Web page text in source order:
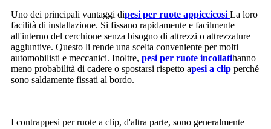
Uno dei principali vantaggi dipesi per ruote appiccicosi La loro
facilità di installazione. Si fissano rapidamente e facilmente
all'interno del cerchione senza bisogno di attrezzi o attrezzature
aggiuntive. Questo li rende una scelta conveniente per molti
automobilisti e meccanici. Inoltre, pesi per ruote incollatihanno
meno probabilità di cadere o spostarsi rispetto apesi a clip perché
sono saldamente fissati al bordo.
I contrappesi per ruote a clip, d'altra parte, sono generalmente